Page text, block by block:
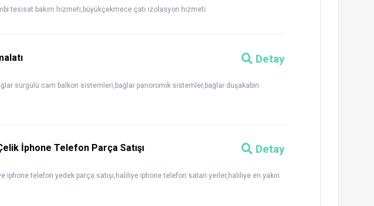
tesisat bakım hizmeti,büyükçekmece çatı izolasyon hizmeti
Detay
sürgülü cam balkon sistemleri,bağlar panoromik sistemler,bağlar duşakabin
Detay
İphone Telefon Parça Satışı
iphone telefon yedek parça satışı,haliliye iphone telefon satan yerler,haliliye en yakın